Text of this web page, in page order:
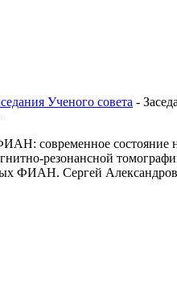
Ученого совета -
современное
резонансной
ФИАН. Сергей